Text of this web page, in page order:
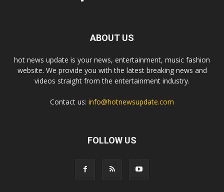
ABOUT US
hot news update is your news, entertainment, music fashion
website. We provide you with the latest breaking news and
videos straight from the entertainment industry.
Contact us: info@hotnewsupdate.com
FOLLOW US